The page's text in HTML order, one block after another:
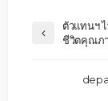
ตัวแทนฯ
ชีวิตคุณภ